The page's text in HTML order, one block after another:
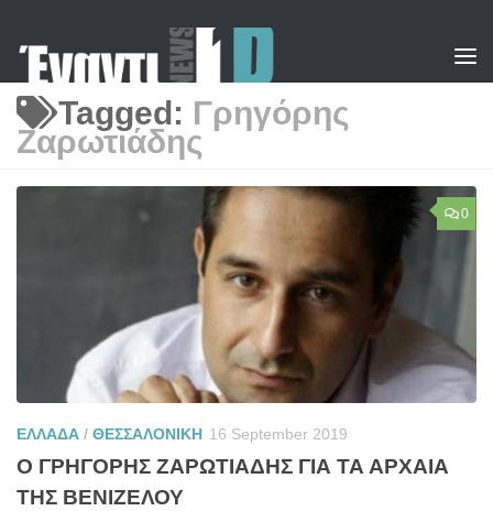
Tagged: Γρηγόρης
Ζαρωτιάδης
0
ΕΛΛΑΔΑ / ΘΕΣΣΑΛΟΝΙΚΗ 16 September 2019
Ο ΓΡΗΓΟΡΗΣ ΖΑΡΩΤΙΑΔΗΣ ΓΙΑ ΤΑ ΑΡΧΑΙΑ
ΤΗΣ ΒΕΝΙΖΕΛΟΥ